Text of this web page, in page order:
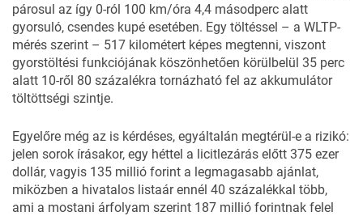
párosul az így 0-ról 100 km/óra 4,4 másodperc alatt
gyorsuló, csendes kupé esetében. Egy töltéssel – a WLTP-
mérés szerint – 517 kilométert képes megtenni, viszont
gyorstöltési funkciójának köszönhetően körülbelül 35 perc
alatt 10-ről 80 százalékra tornázható fel az akkumulátor
töltöttségi szintje.
Egyelőre még az is kérdéses, egyáltalán megtérül-e a rizikó:
jelen sorok írásakor, egy héttel a licitlezárás előtt 375 ezer
dollár, vagyis 135 millió forint a legmagasabb ajánlat,
miközben a hivatalos listaár ennél 40 százalékkal több,
ami a mostani árfolyam szerint 187 millió forintnak felel